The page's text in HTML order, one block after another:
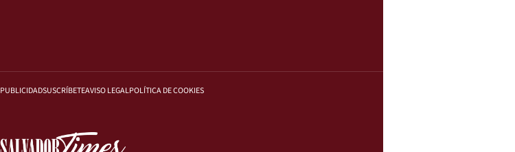
PUBLICIDADSUSCRÍBETEAVISO LEGALPOLÍTICA DE COOKIES